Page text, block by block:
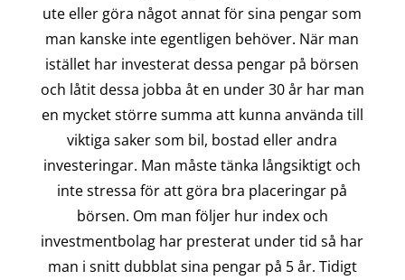
ute eller göra något annat för sina pengar som
man kanske inte egentligen behöver. När man
istället har investerat dessa pengar på börsen
och låtit dessa jobba åt en under 30 år har man
en mycket större summa att kunna använda till
viktiga saker som bil, bostad eller andra
investeringar. Man måste tänka långsiktigt och
inte stressa för att göra bra placeringar på
börsen. Om man följer hur index och
investmentbolag har presterat under tid så har
man i snitt dubblat sina pengar på 5 år. Tidigt